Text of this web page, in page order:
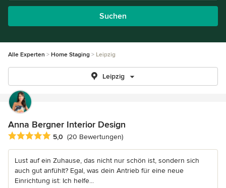
Suchen
Alle Experten Home Staging Leipzig
Leipzig
Anna Bergner Interior Design
Durchschnittliche Bewertung: 5 von 5 Sternen
5,0 (20 Bewertungen)
Lust auf ein Zuhause, das nicht nur schön ist, sondern sich
auch gut anfühlt? Egal, was dein Antrieb für eine neue
Einrichtung ist: Ich helfe...